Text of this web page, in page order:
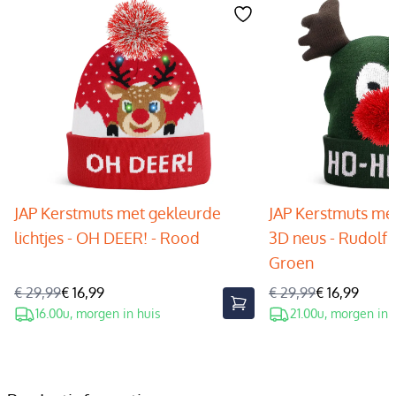
JAP Kerstmuts met gekleurde
lichtjes - OH DEER! - Rood
€ 29,99€ 16,99
16.00u, morgen in huis
JAP Kerstmuts
3D neus - Rudolf
Groen
€ 29,99€ 16,99
21.00u, morgen in